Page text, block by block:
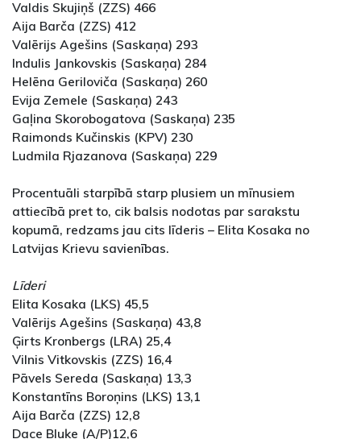
Valdis Skujiņš (ZZS) 466
Aija Barča (ZZS) 412
Valērijs Agešins (Saskaņa) 293
Indulis Jankovskis (Saskaņa) 284
Helēna Geriloviča (Saskaņa) 260
Evija Zemele (Saskaņa) 243
Gaļina Skorobogatova (Saskaņa) 235
Raimonds Kučinskis (KPV) 230
Ludmila Rjazanova (Saskaņa) 229
Procentuāli starpībā starp plusiem un mīnusiem
attiecībā pret to, cik balsis nodotas par sarakstu
kopumā, redzams jau cits līderis – Elita Kosaka no
Latvijas Krievu savienības.
Līderi
Elita Kosaka (LKS) 45,5
Valērijs Agešins (Saskaņa) 43,8
Ģirts Kronbergs (LRA) 25,4
Vilnis Vitkovskis (ZZS) 16,4
Pāvels Sereda (Saskaņa) 13,3
Konstantīns Boroņins (LKS) 13,1
Aija Barča (ZZS) 12,8
Dace Bluķe (A/P)12,6